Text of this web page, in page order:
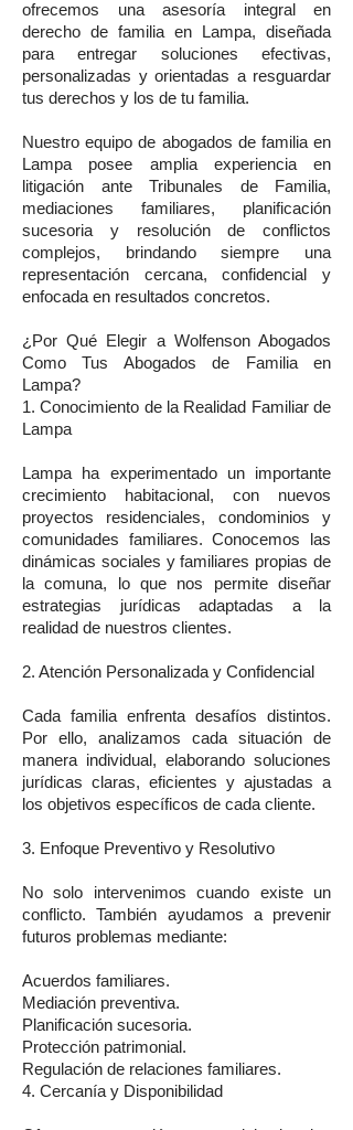
ofrecemos una asesoría integral en
derecho de familia en Lampa, diseñada
para entregar soluciones efectivas,
personalizadas y orientadas a resguardar
tus derechos y los de tu familia.
Nuestro equipo de abogados de familia en
Lampa posee amplia experiencia en
litigación ante Tribunales de Familia,
mediaciones familiares, planificación
sucesoria y resolución de conflictos
complejos, brindando siempre una
representación cercana, confidencial y
enfocada en resultados concretos.
¿Por Qué Elegir a Wolfenson Abogados
Como Tus Abogados de Familia en
Lampa?
1. Conocimiento de la Realidad Familiar de
Lampa
Lampa ha experimentado un importante
crecimiento habitacional, con nuevos
proyectos residenciales, condominios y
comunidades familiares. Conocemos las
dinámicas sociales y familiares propias de
la comuna, lo que nos permite diseñar
estrategias jurídicas adaptadas a la
realidad de nuestros clientes.
2. Atención Personalizada y Confidencial
Cada familia enfrenta desafíos distintos.
Por ello, analizamos cada situación de
manera individual, elaborando soluciones
jurídicas claras, eficientes y ajustadas a
los objetivos específicos de cada cliente.
3. Enfoque Preventivo y Resolutivo
No solo intervenimos cuando existe un
conflicto. También ayudamos a prevenir
futuros problemas mediante:
Acuerdos familiares.
Mediación preventiva.
Planificación sucesoria.
Protección patrimonial.
Regulación de relaciones familiares.
4. Cercanía y Disponibilidad